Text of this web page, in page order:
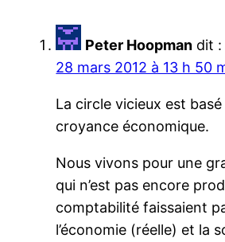
Peter Hoopman dit :
28 mars 2012 à 13 h 50
La circle vicieux est
croyance économique.
Nous vivons pour une
qui n’est pas encore
comptabilité faissaient
l’économie (réelle) et la